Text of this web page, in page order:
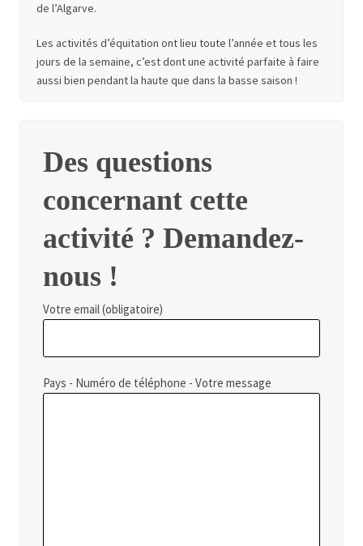
de l’Algarve.
Les activités d’équitation ont lieu toute l’année et tous les
jours de la semaine, c’est dont une activité parfaite à faire
aussi bien pendant la haute que dans la basse saison !
Des questions
concernant cette
activité ? Demandez-
nous !
Votre email (obligatoire)
Pays - Numéro de téléphone - Votre message